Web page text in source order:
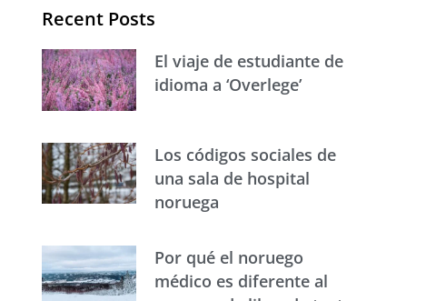
Recent Posts
El viaje de estudiante de
idioma a ‘Overlege’
Los códigos sociales de
una sala de hospital
noruega
Por qué el noruego
médico es diferente al